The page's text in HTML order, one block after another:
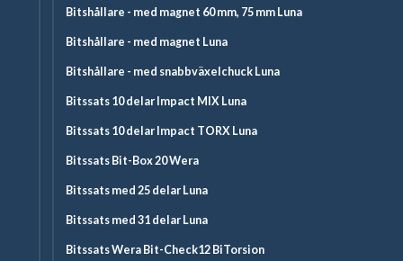
Bitshållare - med magnet 60 mm, 75 mm Luna
Bitshållare - med magnet Luna
Bitshållare - med snabbväxelchuck Luna
Bitssats 10 delar Impact MIX Luna
Bitssats 10 delar Impact TORX Luna
Bitssats Bit-Box 20 Wera
Bitssats med 25 delar Luna
Bitssats med 31 delar Luna
Bitssats Wera Bit-Check12 BiTorsion